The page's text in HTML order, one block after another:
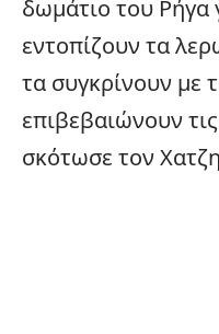
δωμάτιο του Ρήγα
εντοπίζουν τα
τα συγκρίνουν με
επιβεβαιώνουν
σκότωσε τον